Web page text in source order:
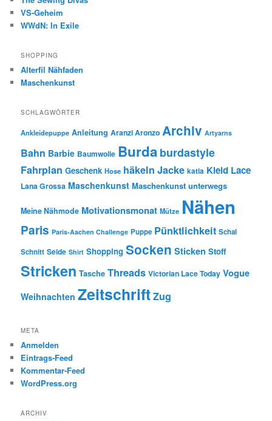
VS-Geheim
WWdN: In Exile
SHOPPING
Alterfil Nähfaden
Maschenkunst
SCHLAGWÖRTER
Ankleidepuppe Anleitung Aranzi Aronzo Archiv Artyarns
Bahn Barbie Baumwolle Burda burdastyle
Fahrplan Geschenk Hose häkeln Jacke katia Kleid Lace
Lana Grossa Maschenkunst Maschenkunst unterwegs
Meine Nähmode Motivationsmonat Mütze Nähen
Paris Paris-Aachen Challenge Puppe Pünktlichkeit Schal
Schnitt Seide Shirt Shopping Socken Sticken Stoff
Stricken Tasche Threads Victorian Lace Today Vogue
Weihnachten ZeitschriftZug
META
Anmelden
Eintrags-Feed
Kommentar-Feed
WordPress.org
ARCHIV